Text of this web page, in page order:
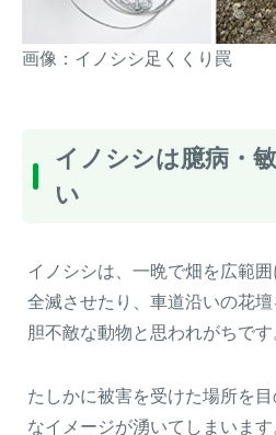
画像：イノシシ足くくり罠
イノシシは臆病・
い
イノシシは、一晩で畑を広範
全滅させたり、車道沿いの花
胆不敵な動物と思われがちです
たしかに被害を受けた場所を
なイメージが湧いてしまいます